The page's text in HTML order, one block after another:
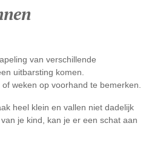
van verschillende
uitbarsting komen.
weken op voorhand te bemerken.
heel klein en vallen niet dadelijk
je kind, kan je er een schat aan